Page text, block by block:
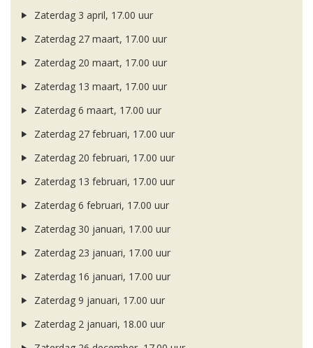
Zaterdag 3 april, 17.00 uur
Zaterdag 27 maart, 17.00 uur
Zaterdag 20 maart, 17.00 uur
Zaterdag 13 maart, 17.00 uur
Zaterdag 6 maart, 17.00 uur
Zaterdag 27 februari, 17.00 uur
Zaterdag 20 februari, 17.00 uur
Zaterdag 13 februari, 17.00 uur
Zaterdag 6 februari, 17.00 uur
Zaterdag 30 januari, 17.00 uur
Zaterdag 23 januari, 17.00 uur
Zaterdag 16 januari, 17.00 uur
Zaterdag 9 januari, 17.00 uur
Zaterdag 2 januari, 18.00 uur